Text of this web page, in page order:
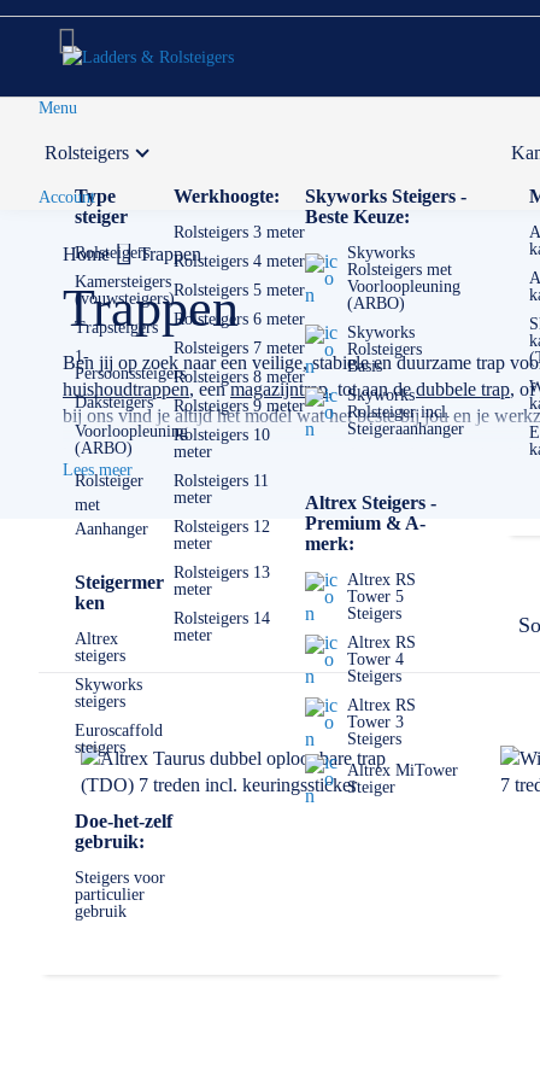
Menu
Rolsteigers
Type
steiger
Rolsteigers
Kamersteigers
(vouwsteigers)
Trapsteigers
1-
Persoonssteigers
Daksteigers
Voorloopleuning
(ARBO)
Rolsteiger
met
Aanhanger
Steigermer
ken
Altrex
steigers
Skyworks
steigers
Euroscaffold
steigers
Doe-het-zelf
gebruik:
Steigers voor
particulier
gebruik
Werkhoogte:
Rolsteigers 3 meter
Rolsteigers 4 meter
Rolsteigers 5 meter
Rolsteigers 6 meter
Rolsteigers 7 meter
Rolsteigers 8 meter
Rolsteigers 9 meter
Rolsteigers 10
meter
Rolsteigers 11
meter
Rolsteigers 12
meter
Rolsteigers 13
meter
Rolsteigers 14
meter
Skyworks Steigers -
Beste Keuze:
Skyworks
Rolsteigers met
Voorloopleuning
(ARBO)
Skyworks
Rolsteigers
Basis
Skyworks
Rolsteiger incl.
Steigeraanhanger
Altrex Steigers -
Premium & A-
merk:
Altrex RS
Tower 5
Steigers
Altrex RS
Tower 4
Steigers
Altrex RS
Tower 3
Steigers
Altrex MiTower
Steiger
Account
Home Trappen
Trappen
Ben jij op zoek naar een veilige, stabiele en duurzame trap
huishoudtrappen, eenmagazijntrap, tot aan dedubbele trap, of
bij ons vind je altijd het model wat het beste bij jou en je
Wij leveren trappen van alleen topmerken zoals bijvoorbeeld :
verschillende uitvoeringen zit vooral in stabiliteit, veiligheid,
incidenteel thuisgebruik tot dagelijks professioneel werk.
Ga voor jezelf na welke eisen jij aan een trap stelt. Waar
model is verkrijgbaar in verschillende aantal treden, van 2
✅ Volgende werkdag op locatie
✅ Meedenkende klantenservice
✅0511- 40 25 64
Lees meer